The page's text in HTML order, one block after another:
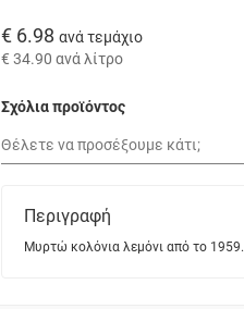
€ 6.98 ανά τεμάχιο
€ 34.90 ανά λίτρο
Σχόλια προϊόντος
Περιγραφή
Μυρτώ κολόνια λεμόνι από το 1959.